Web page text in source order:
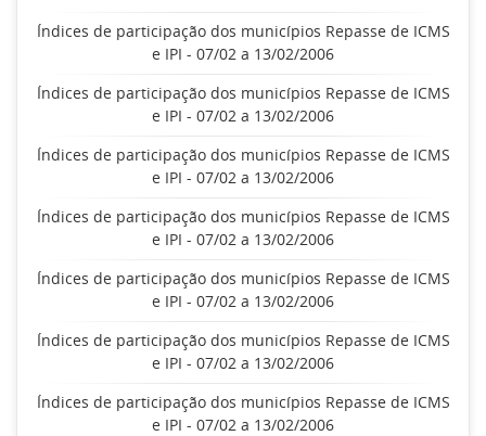
Índices de participação dos municípios Repasse de ICMS
e IPI - 07/02 a 13/02/2006
Índices de participação dos municípios Repasse de ICMS
e IPI - 07/02 a 13/02/2006
Índices de participação dos municípios Repasse de ICMS
e IPI - 07/02 a 13/02/2006
Índices de participação dos municípios Repasse de ICMS
e IPI - 07/02 a 13/02/2006
Índices de participação dos municípios Repasse de ICMS
e IPI - 07/02 a 13/02/2006
Índices de participação dos municípios Repasse de ICMS
e IPI - 07/02 a 13/02/2006
Índices de participação dos municípios Repasse de ICMS
e IPI - 07/02 a 13/02/2006